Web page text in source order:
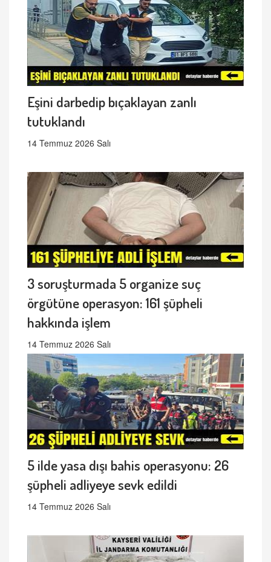
Eşini darbedip bıçaklayan zanlı
tutuklandı
14 Temmuz 2026 Salı
3 soruşturmada 5 organize suç
örgütüne operasyon: 161 şüpheli
hakkında işlem
14 Temmuz 2026 Salı
5 ilde yasa dışı bahis operasyonu: 26
şüpheli adliyeye sevk edildi
14 Temmuz 2026 Salı